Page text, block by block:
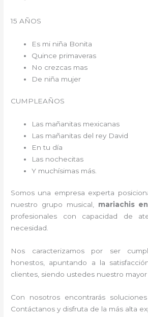
15 AÑOS
Es mi niña Bonita
Quince primaveras
No crezcas mas
De niña mujer
CUMPLEAÑOS
Las mañanitas mexicanas
Las mañanitas del rey David
En tu día
Las nochecitas
Y muchísimas más.
Somos una empresa experta
nuestro grupo musical, mariachis
profesionales con capacidad de
necesidad.
Nos caracterizamos por ser
honestos, apuntando a la
clientes, siendo ustedes nuestro
Con nosotros encontrarás
Contáctanos y disfruta de la más alta